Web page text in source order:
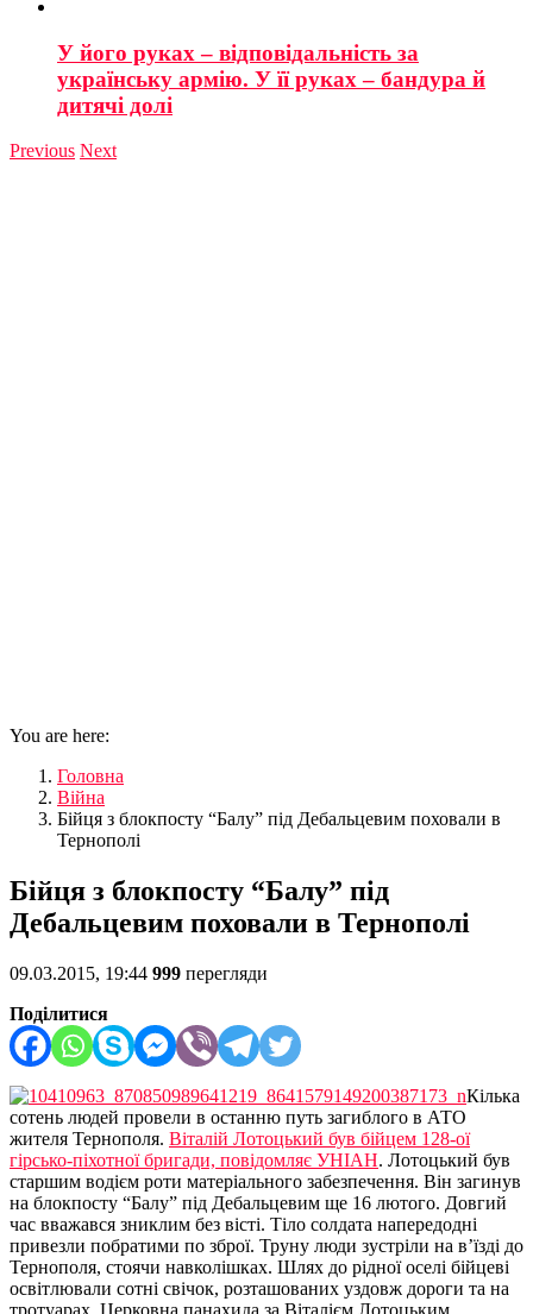
У його руках – відповідальність за
українську армію. У її руках – бандура й
дитячі долі
Previous Next
You are here:
Головна
Війна
Бійця з блокпосту “Балу” під Дебальцевим поховали в
Тернополі
Бійця з блокпосту “Балу” під
Дебальцевим поховали в Тернополі
09.03.2015, 19:44 999 перегляди
Поділитися
Кілька
сотень людей провели в останню путь загиблого в АТО
жителя Тернополя. Віталій Лотоцький був бійцем 128-ої
гірсько-піхотної бригади, повідомляє УНІАН. Лотоцький був
старшим водієм роти матеріального забезпечення. Він загинув
на блокпосту “Балу” під Дебальцевим ще 16 лютого. Довгий
час вважався зниклим без вісті. Тіло солдата напередодні
привезли побратими по зброї. Труну люди зустріли на в’їзді до
Тернополя, стоячи навколішках. Шлях до рідної оселі бійцеві
освітлювали сотні свічок, розташованих уздовж дороги та на